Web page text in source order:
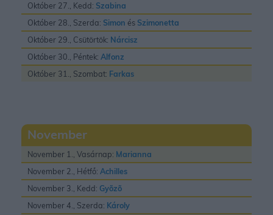
Október 27., Kedd: Szabina
Október 28., Szerda: Simon és Szimonetta
Október 29., Csütörtök: Nárcisz
Október 30., Péntek: Alfonz
Október 31., Szombat: Farkas
November
November 1., Vasárnap: Marianna
November 2., Hétfő: Achilles
November 3., Kedd: Gyõzõ
November 4., Szerda: Károly